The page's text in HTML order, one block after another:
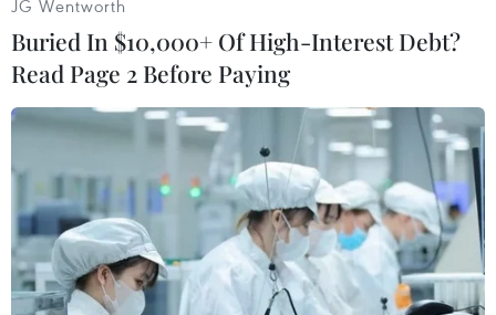
nói mà thôi"./.
JG Wentworth
Buried In $10,000+ Of High-Interest Debt?
Read Page 2 Before Paying